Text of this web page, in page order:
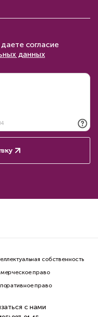
согласие
данных
собственность
право
право
с нами